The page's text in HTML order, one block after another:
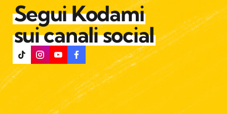
Segui Kodami
sui canali social